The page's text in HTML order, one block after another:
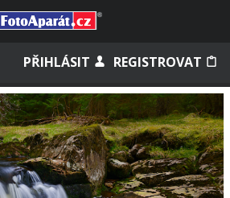
PŘIHLÁSIT REGISTROVAT
Zapamatovat